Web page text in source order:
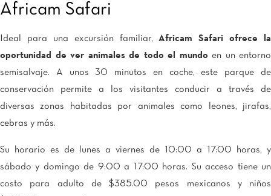
Africam Safari
Ideal para una excursión familiar,Africam Safari ofrece la
oportunidad de ver animales de todo el mundo en un entorno
semisalvaje. A unos 30 minutos en coche, este parque de
conservación permite a los visitantes conducir a través de
diversas zonas habitadas por animales como leones, jirafas,
cebras y más.
Su horario es de lunes a viernes de 10:00 a 17:00 horas, y
sábado y domingo de 9:00 a 17:00 horas. Su acceso tiene un
costo para adulto de $385.00 pesos mexicanos y niños